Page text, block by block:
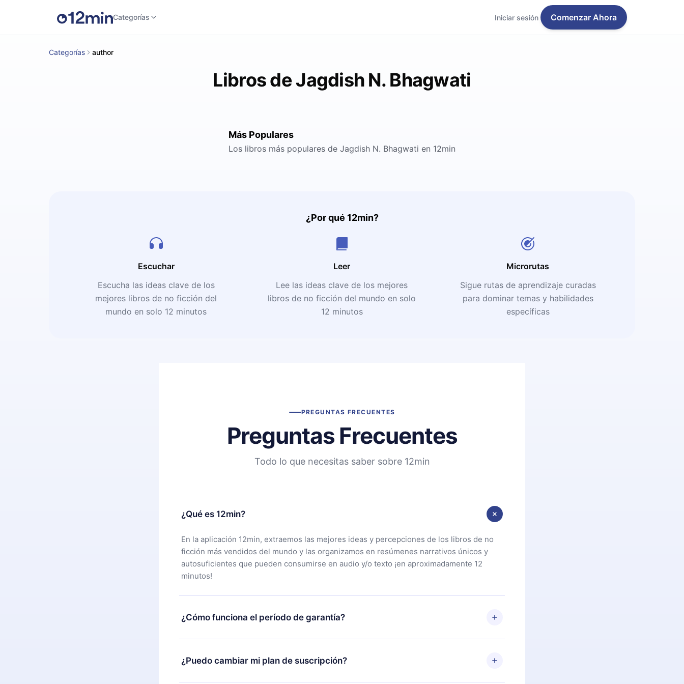
Categorías Iniciar sesión Comenzar Ahora
Categorías author
Libros de Jagdish N. Bhagwati
Más Populares
Los libros más populares de Jagdish N. Bhagwati en 12min
¿Por qué 12min?
Escuchar
Escucha las ideas clave de los
mejores libros de no ficción del
mundo en solo 12 minutos
Leer
Lee las ideas clave de los mejores
libros de no ficción del mundo en solo
12 minutos
Microrutas
Sigue rutas de aprendizaje curadas
para dominar temas y habilidades
específicas
PREGUNTAS FRECUENTES
Preguntas Frecuentes
Todo lo que necesitas saber sobre 12min
¿Qué es 12min?
En la aplicación 12min, extraemos las mejores ideas y percepciones de los libros de no
ficción más vendidos del mundo y las organizamos en resúmenes narrativos únicos y
autosuficientes que pueden consumirse en audio y/o texto ¡en aproximadamente 12
minutos!
¿Cómo funciona el período de garantía?
Puedes descargar nuestra aplicación y comenzar a disfrutar de nuestra biblioteca. Si por
alguna razón no estás satisfecho con nuestra plataforma, simplemente contacta a
nuestro equipo de soporte ( contacto@12min.com
¿Puedo cambiar mi plan de suscripción?